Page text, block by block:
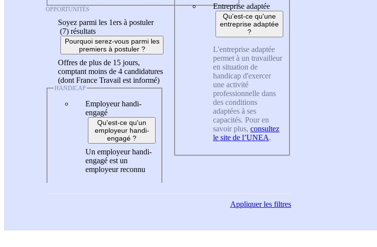
OPPORTUNITÉS
Soyez parmi les 1ers à postuler
(7) résultats
Pourquoi serez-vous parmi les
premiers à postuler ?
Offres de plus de 15 jours,
comptant moins de 4 candidatures
(dont France Travail est informé)
HANDICAP
Employeur handi-
engagé
Qu'est-ce qu'un
employeur handi-
engagé ?
Un employeur handi-
engagé est un
employeur reconnu
Entreprise adaptée
Qu'est-ce qu'une
entreprise adaptée
?
L'entreprise adaptée
permet à un travailleur
en situation de
handicap d'exercer
une activité
professionnelle dans
des conditions
adaptées à ses
capacités. Pour en
savoir plus, consultez
le site de l’UNEA.
Appliquerles filtres